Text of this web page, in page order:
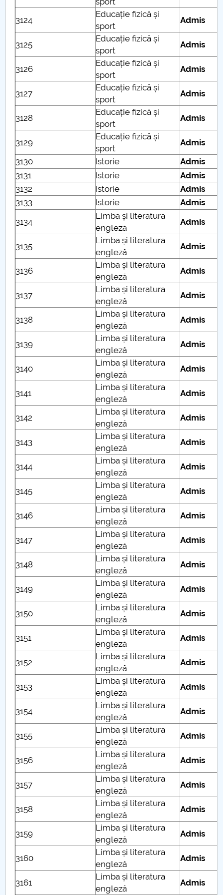
2017-2019
3124
Educație fizică și
sport
Admis
3125
Educație fizică și
sport
Admis
3126
Educație fizică și
sport
Admis
3127
Educație fizică și
sport
Admis
3128
Educație fizică și
sport
Admis
3129
Educație fizică și
sport
Admis
3130
Istorie
Admis
3131
Istorie
Admis
3132
Istorie
Admis
3133
Istorie
Admis
3134
Limba și literatura
engleză
Admis
3135
Limba și literatura
engleză
Admis
3136
Limba și literatura
engleză
Admis
3137
Limba și literatura
engleză
Admis
3138
Limba și literatura
engleză
Admis
3139
Limba și literatura
engleză
Admis
3140
Limba și literatura
engleză
Admis
3141
Limba și literatura
engleză
Admis
3142
Limba și literatura
engleză
Admis
3143
Limba și literatura
engleză
Admis
3144
Limba și literatura
engleză
Admis
3145
Limba și literatura
engleză
Admis
3146
Limba și literatura
engleză
Admis
3147
Limba și literatura
engleză
Admis
3148
Limba și literatura
engleză
Admis
3149
Limba și literatura
engleză
Admis
3150
Limba și literatura
engleză
Admis
3151
Limba și literatura
engleză
Admis
3152
Limba și literatura
engleză
Admis
3153
Limba și literatura
engleză
Admis
3154
Limba și literatura
engleză
Admis
3155
Limba și literatura
engleză
Admis
3156
Limba și literatura
engleză
Admis
3157
Limba și literatura
engleză
Admis
3158
Limba și literatura
engleză
Admis
3159
Limba și literatura
engleză
Admis
3160
Limba și literatura
engleză
Admis
3161
Limba și literatura
engleză
Admis